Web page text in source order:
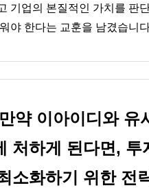
기업의 본질적인 가치를 판
야 한다는 교훈을 남겼습니
만약 이아이디와 유
처하게 된다면, 투
소화하기 위한 전